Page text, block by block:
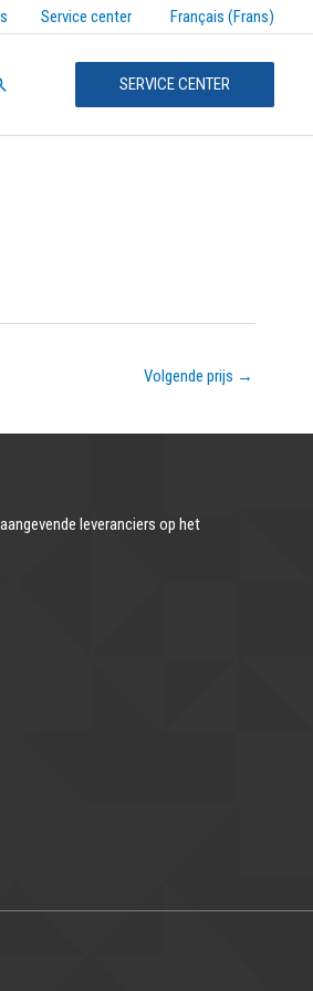
Service center Français (Frans)
SERVICE CENTER
Volgende prijs →
leveranciers op het